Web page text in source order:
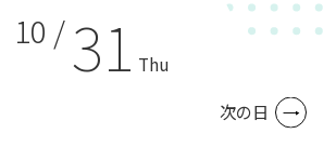
10 / 31 Thu
次の日